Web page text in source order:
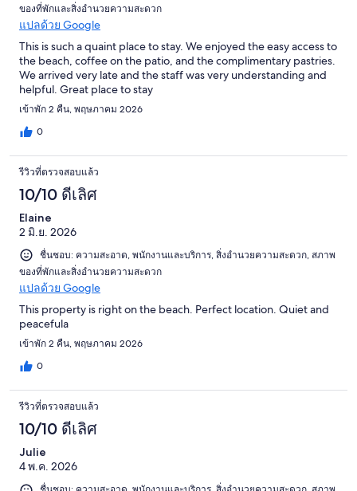
ของที่พักและสิ่งอำนวยความสะดวก
แปลด้วย Google
This is such a quaint place to stay. We enjoyed the easy access to
the beach, coffee on the patio, and the complimentary pastries.
We arrived very late and the staff was very understanding and
helpful. Great place to stay
เข้าพัก 2 คืน, พฤษภาคม 2026
0
รีวิวที่ตรวจสอบแล้ว
10/10 ดีเลิศ
Elaine
2 มิ.ย. 2026
ชื่นชอบ: ความสะอาด, พนักงานและบริการ, สิ่งอำนวยความสะดวก, สภาพ
ของที่พักและสิ่งอำนวยความสะดวก
แปลด้วย Google
This property is right on the beach. Perfect location. Quiet and
peacefula
เข้าพัก 2 คืน, พฤษภาคม 2026
0
รีวิวที่ตรวจสอบแล้ว
10/10 ดีเลิศ
Julie
4 พ.ค. 2026